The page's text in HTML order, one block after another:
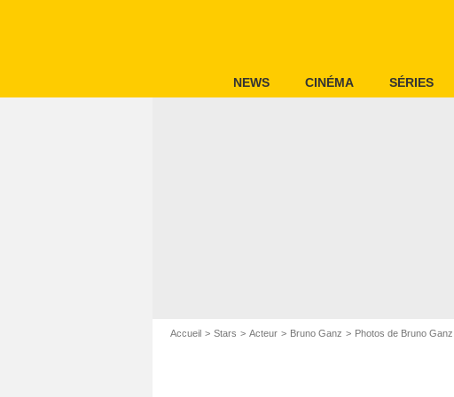
NEWS CINÉMA SÉRIES
Accueil Stars Acteur Bruno Ganz Photos de Bruno Ganz